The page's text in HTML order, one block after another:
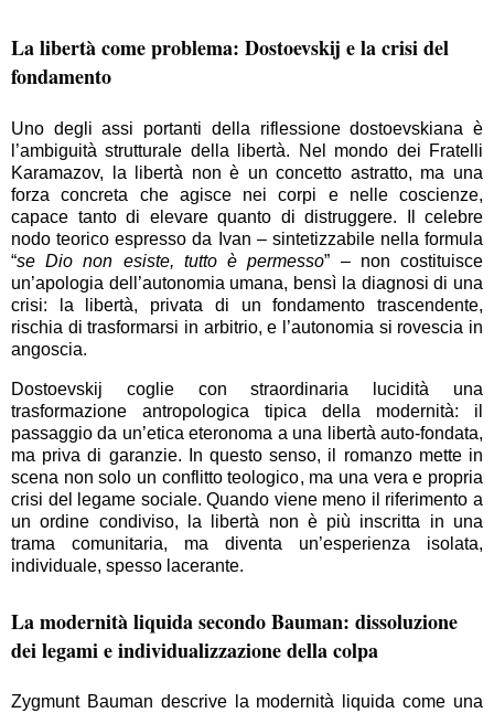
La libertà come problema: Dostoevskij e la crisi del
fondamento
Uno degli assi portanti della riflessione dostoevskiana è
l’ambiguità strutturale della libertà. Nel mondo dei Fratelli
Karamazov, la libertà non è un concetto astratto, ma una
forza concreta che agisce nei corpi e nelle coscienze,
capace tanto di elevare quanto di distruggere. Il celebre
nodo teorico espresso da Ivan – sintetizzabile nella formula
“se Dio non esiste, tutto è permesso” – non costituisce
un’apologia dell’autonomia umana, bensì la diagnosi di una
crisi: la libertà, privata di un fondamento trascendente,
rischia di trasformarsi in arbitrio, e l’autonomia si rovescia in
angoscia.
Dostoevskij coglie con straordinaria lucidità una
trasformazione antropologica tipica della modernità: il
passaggio da un’etica eteronoma a una libertà auto-fondata,
ma priva di garanzie. In questo senso, il romanzo mette in
scena non solo un conflitto teologico, ma una vera e propria
crisi del legame sociale. Quando viene meno il riferimento a
un ordine condiviso, la libertà non è più inscrit­ta in una
trama comunitaria, ma diventa un’esperienza isolata,
individuale, spesso lacerante.
La modernità liquida secondo Bauman: dissoluzione
dei legami e individualizzazione della colpa
Zygmunt Bauman descrive la modernità liquida come una